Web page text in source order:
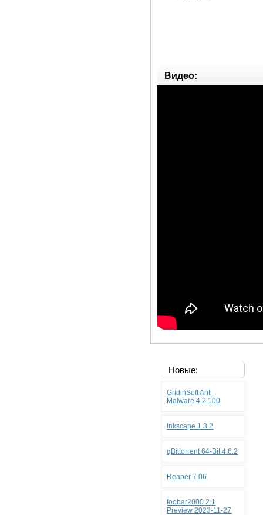
Видео:
Новые:
GridinSoft Anti-
Malware 4.2.100
Inkscape 1.3.2
qBittorrent 64-Bit 4.6.2
Reaper 7.06
foobar2000 2.1
Preview 2023-11-27